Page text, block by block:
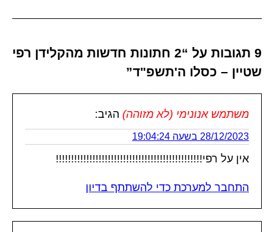
9 תגובות על “2 חתונות חדשות מהקלידן רפי
שטיין – כסלו ה'תשפ"ד”
משתמש אנונימי (לא מזוהה) הגיב:
28/12/2023 בשעה 19:04:24
אין על רפי!!!!!!!!!!!!!!!!!!!!!!!!!!!!!!!!!!!!!!!!!!!!!!!!
התחבר למערכת כדי להשתתף בדיון